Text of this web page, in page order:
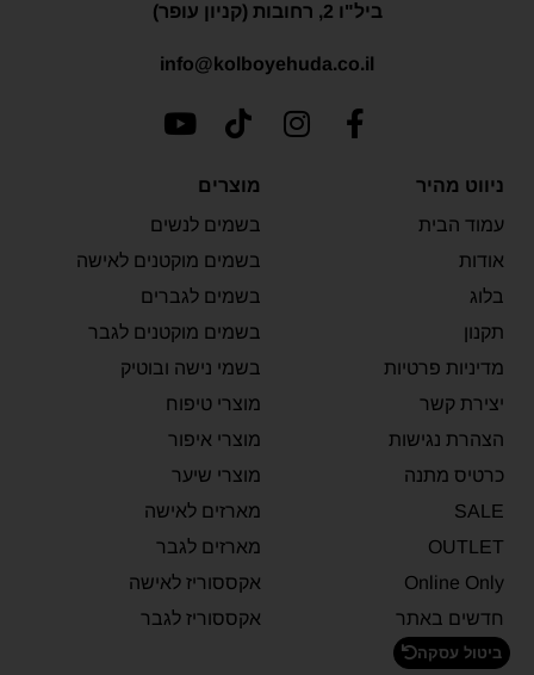
ביל"ו 2, רחובות (קניון עופר)
info@kolboyehuda.co.il
ניווט מהיר
עמוד הבית
אודות
בלוג
תקנון
מדיניות פרטיות
יצירת קשר
הצהרת נגישות
כרטיס מתנה
SALE
OUTLET
Online Only
חדשים באתר
ביטול עסקה
מוצרים
בשמים לנשים
בשמים מוקטנים לאישה
בשמים לגברים
בשמים מוקטנים לגבר
בשמי נישה ובוטיק
מוצרי טיפוח
מוצרי איפור
מוצרי שיער
מארזים לאישה
מארזים לגבר
אקססוריז לאישה
אקססוריז לגבר